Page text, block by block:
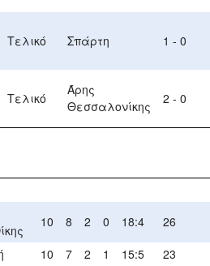
Τελικό Σπάρτη 1 - 0
Τελικό
Άρης
Θεσσαλονίκης
2 - 0
10 8 2 0 18:4
26
10 7 2 1 15:5
23